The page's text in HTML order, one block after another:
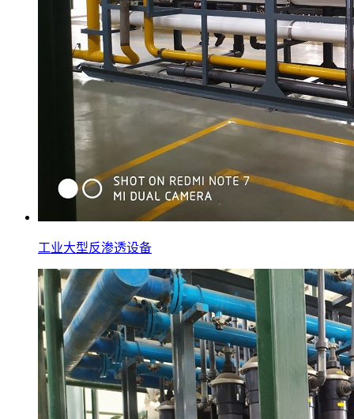
工业大型反渗透设备